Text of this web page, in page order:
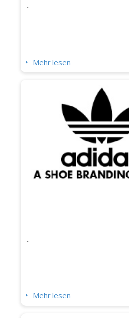
...
Mehr lesen
...
Mehr lesen